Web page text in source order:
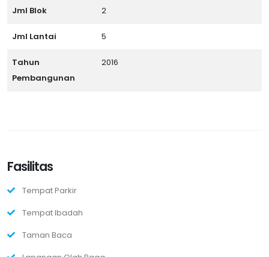
Jml Blok 2
Jml Lantai 5
Tahun
Pembangunan
2016
Fasilitas
Tempat Parkir
Tempat Ibadah
Taman Baca